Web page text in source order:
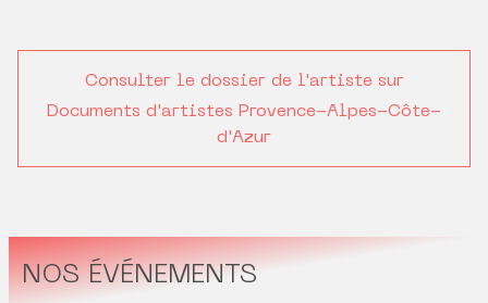
Consulter le dossier de l'artiste sur
Documents d'artistes Provence-Alpes-Côte-
d'Azur
NOS ÉVÉNEMENTS